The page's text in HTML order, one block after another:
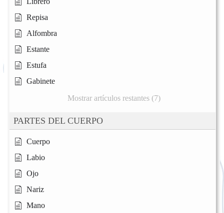
Repisa
Alfombra
Estante
Estufa
Gabinete
Mostrar artículos restantes (7)
PARTES DEL CUERPO
Cuerpo
Labio
Ojo
Nariz
Mano